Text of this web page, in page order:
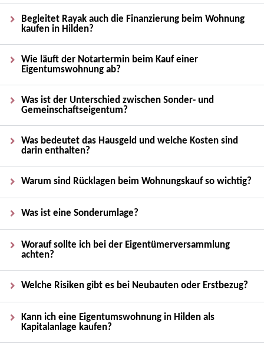
Begleitet Rayak auch die Finanzierung beim Wohnung
kaufen in Hilden?
Wie läuft der Notartermin beim Kauf einer
Eigentumswohnung ab?
Was ist der Unterschied zwischen Sonder- und
Gemeinschaftseigentum?
Was bedeutet das Hausgeld und welche Kosten sind
darin enthalten?
Warum sind Rücklagen beim Wohnungskauf so wichtig?
Was ist eine Sonderumlage?
Worauf sollte ich bei der Eigentümerversammlung
achten?
Welche Risiken gibt es bei Neubauten oder Erstbezug?
Kann ich eine Eigentumswohnung in Hilden als
Kapitalanlage kaufen?